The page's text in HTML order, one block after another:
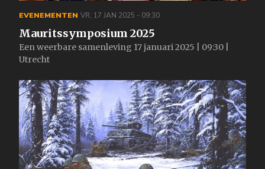
EVENEMENTEN VR, 17 JAN 2025 - 09:30
Mauritssymposium 2025
Een weerbare samenleving 17 januari 2025 | 09:30 |
Utrecht